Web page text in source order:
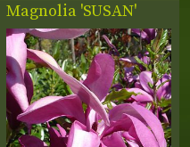
Magnolia 'SUSAN'